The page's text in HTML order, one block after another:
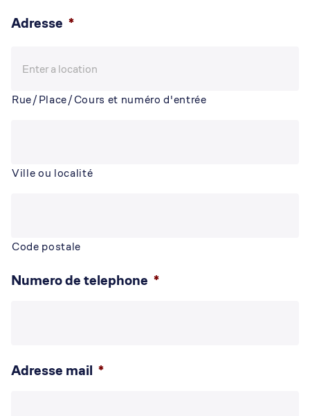
Adresse *
Rue/Place/Cours et numéro d'entrée
Ville ou localité
Code postale
Numero de telephone *
Adresse mail *